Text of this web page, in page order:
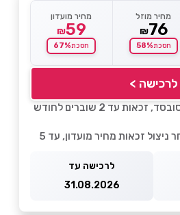
מחיר מוזל
₪76
חסכת58%
מחיר מועדון
₪59
חסכת67%
לרכישה >
— מחיר מסובסד, זכאות עד 2 שוברים לחודש
— מחיר לאחר ניצול זכאות מחיר מועדון, עד 5
לרכישה עד
31.08.2026